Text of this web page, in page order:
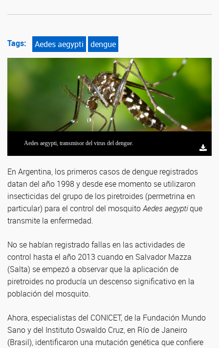
Tags: Aedes aegypti dengue
Aedes aegypti, transmisor del virus del dengue.
Laura Harburguer (izq.) y Paula Gonzalez, investigadoras del CONICET
y autoras principales del trabajo.
José F. Gil y Paola Castillo, especialistas del CONICET y de la
Universidad Nacional de Salta.
Andrea Gómez-Bravo y Manuel Espinosa, también autores del estudio e
integrantes de la Fundación Mundo Sano.
Aline C. Loureiro y Ademir J. Martins, también autores del trabajo e
investigadores del Instituto Oswaldo Cruz, en Rio de Janeiro, Brasil.
En Argentina, los primeros casos de dengue registrados
datan del año 1998 y desde ese momento se utilizaron
insecticidas del grupo de los piretroides (permetrina en
particular) para el control del mosquitoAedes aegyptique
transmite la enfermedad.
No se habían registrado fallas en las actividades de
control hasta el año 2013 cuando en Salvador Mazza
(Salta) se empezó a observar que la aplicación de
piretroides no producía un descenso significativo en la
población del mosquito.
Ahora, especialistas del CONICET, de la Fundación Mundo
Sano y del Instituto Oswaldo Cruz, en Río de Janeiro
(Brasil), identificaron una mutación genética que confiere